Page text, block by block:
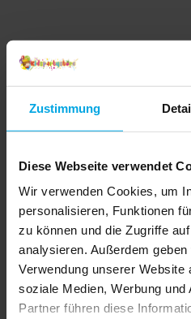
Zustimmung
Diese Webseite verwendet
Wir verwenden Cookies, um
personalisieren, Funktionen
zu können und die Zugriffe
analysieren. Außerdem
Verwendung unserer Website
soziale Medien, Werbung
Partner führen diese